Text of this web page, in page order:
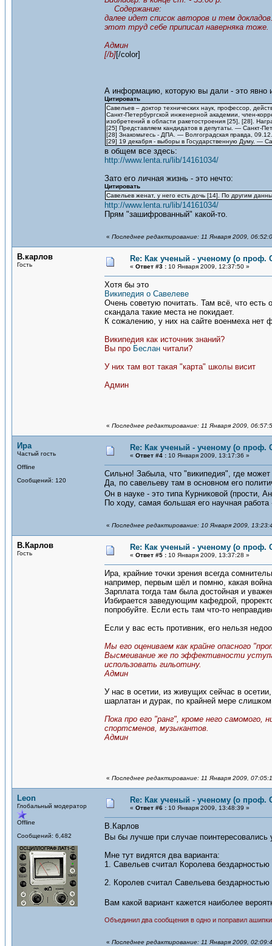
Содержание:
далее идет список авторов и тем
этот труд себе приписал наверняка тоже.
Админ
[/b][/color]
А информацию, которую вы дали - это явно
Цитировать
Савельев – доктор технических наук, профессор,
Санкт-Петербургской инженерной академии, член-
изобретений в области ракетостроения [25], [28].
[25] Представляем кандидатов в депутаты. — Санкт-
[28] Знакомьтесь - ДПА. — Волгоградская правда,
[29] 19 декабря - выборы в Государственную Думу. —
в общем все здесь:
http://www.lenta.ru/lib/14161034/
Зато его личная жизнь - это нечто:
Цитировать
Савельев женат, у него есть дочь [14]. По другим
http://www.lenta.ru/lib/14161034/
Прям "зашифрованный" какой-то.
« Последнее редактирование: 11 Января 2009,
В.карлов
Гость
Re: Как ученый - ученому (о проф.
« Ответ #3 : 10 Января 2009, 12:37:50 »
Хотя бы это
Википедия о Савелеве
Очень советую почитать. Там всё, что
скандала такие места не покидает.
К сожалению, у них на сайте военмеха нет
Википедия как источник знаний?
Вы про Беслан читали?
У них там вот такая "карта" школы висит
Админ
« Последнее редактирование: 11 Января 2009,
Ира
Частый гость
Offline
Сообщений: 120
Re: Как ученый - ученому (о проф.
« Ответ #4 : 10 Января 2009, 13:17:36 »
Сильно! Забыла, что "википедия", где может
Да, по савельеву там в основном его
Он в науке - это типа Курниковой (прости,
По ходу, самая большая его научная
« Последнее редактирование: 10 Января 2009,
В.Карлов
Гость
Re: Как ученый - ученому (о проф.
« Ответ #5 : 10 Января 2009, 13:37:28 »
Ира, крайние точки зрения всегда
например, первым шёл и помню, какая
Зарплата тогда там была достойная и
Избирается заведующим кафедрой,
попробуйте. Если есть там что-то
Если у вас есть противник, его нельзя
Мы его оцениваем как крайне опасного
Высмеивание же по эффективности
использовать гильотину.
Админ
У нас в осетии, из живущих сейчас в
шарлатан и дурак, по крайней мере
Пока про его "ранг", кроме него
спортсменов, музыкантов.
Админ
« Последнее редактирование: 11 Января 2009,
Leon
Глобальный модератор
Offline
Сообщений: 6,482
Re: Как ученый - ученому (о проф.
« Ответ #6 : 10 Января 2009, 13:48:39 »
В.Карлов
Вы бы лучше при случае
Мне тут видятся два варианта:
1. Савельев считал Королева
2. Королев считал Савельева
Вам какой вариант кажется наиболее
Объединил два сообщения в одно и поправил
« Последнее редактирование: 11 Января 2009,